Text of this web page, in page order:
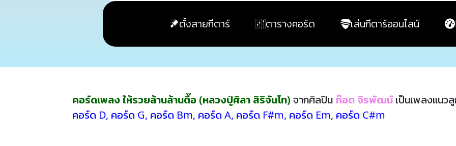
ตั้งสายกีตาร์ ตารางคอร์ด เล่นกีตาร์ออนไลน์
คอร์ดเพลง ให้รวยล้านล้านตื๊อ (หลวงปู่ศิลา สิริจันโท) จากศิลปิน ก๊อต จิรพัฒน์ เป็นเพลงแนว
คอร์ด D, คอร์ด G, คอร์ด Bm, คอร์ด A, คอร์ด F#m, คอร์ด Em, คอร์ด C#m